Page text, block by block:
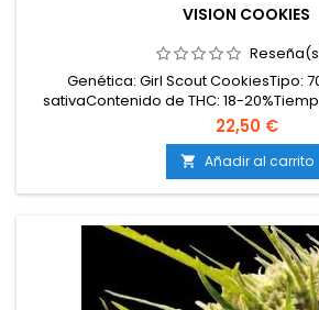
VISION COOKIES
Genética: Girl Scout CookiesTipo:
sativaContenido de THC: 18-
semanas en interiorProducción en
g/m²Producción en exterior: 650-700 g/
cm en interior; hasta 200 cm en
sabores: Dulces, afrutados y
y...
22,50 €
 Añadir al carrito